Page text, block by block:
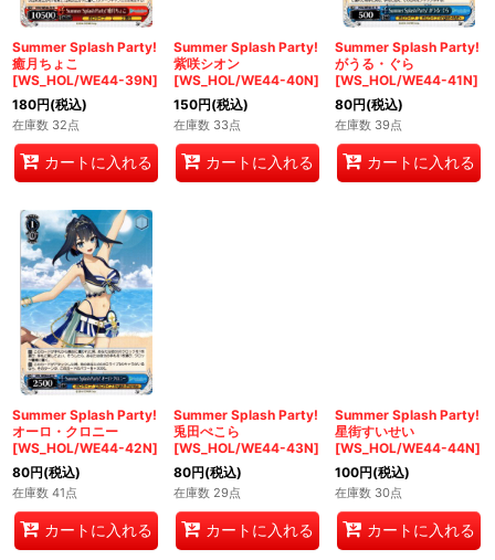
Summer Splash Party!
癒月ちょこ
[WS_HOL/WE44-39N]
180円(税込)
在庫数 32点
カートに入れる
Summer Splash Party!
紫咲シオン
[WS_HOL/WE44-40N]
150円(税込)
在庫数 33点
カートに入れる
Summer Splash Party!
がうる・ぐら
[WS_HOL/WE44-41N]
80円(税込)
在庫数 39点
カートに入れる
Summer Splash Party!
オーロ・クロニー
[WS_HOL/WE44-42N]
80円(税込)
在庫数 41点
カートに入れる
Summer Splash Party!
兎田ぺこら
[WS_HOL/WE44-43N]
80円(税込)
在庫数 29点
カートに入れる
Summer Splash Party!
星街すいせい
[WS_HOL/WE44-44N]
100円(税込)
在庫数 30点
カートに入れる